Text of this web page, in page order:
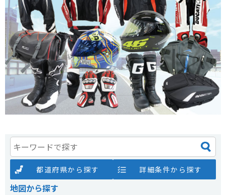
都道府県から探す 詳細条件から探す
地図から探す